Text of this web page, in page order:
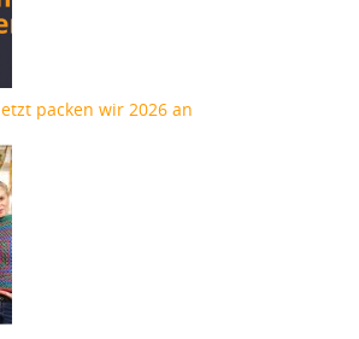
packen wir 2026 an